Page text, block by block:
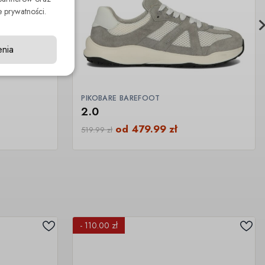
PIKOBARE BAREFOOT
2.0
519.99zł od 479.99zł
- 110.00 zł